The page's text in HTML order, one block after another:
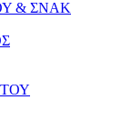
& ΣΝΑΚ